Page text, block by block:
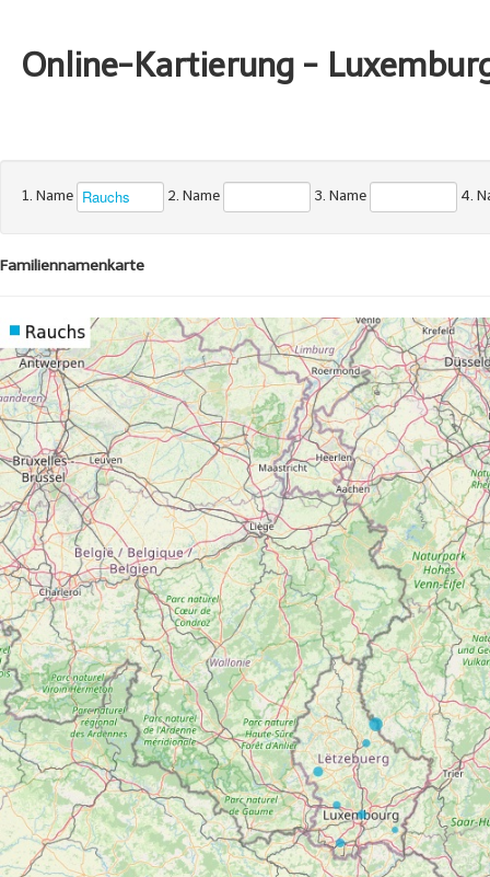
Online-Kartierung -
1. Name 2. Name 3. Name 4.
Familiennamenkarte